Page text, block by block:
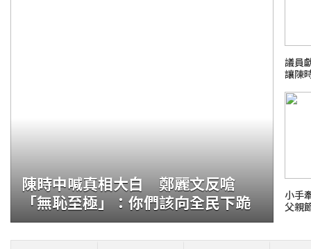
飛魚科技半年度業績
陳時中喊真相大白 鄭麗文反嗆
「無恥至極」：你們該向全民下跪
議員
讓陳
小手
父親